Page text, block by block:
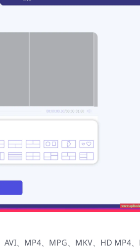
、MP4、MPG、MKV、HD MP4